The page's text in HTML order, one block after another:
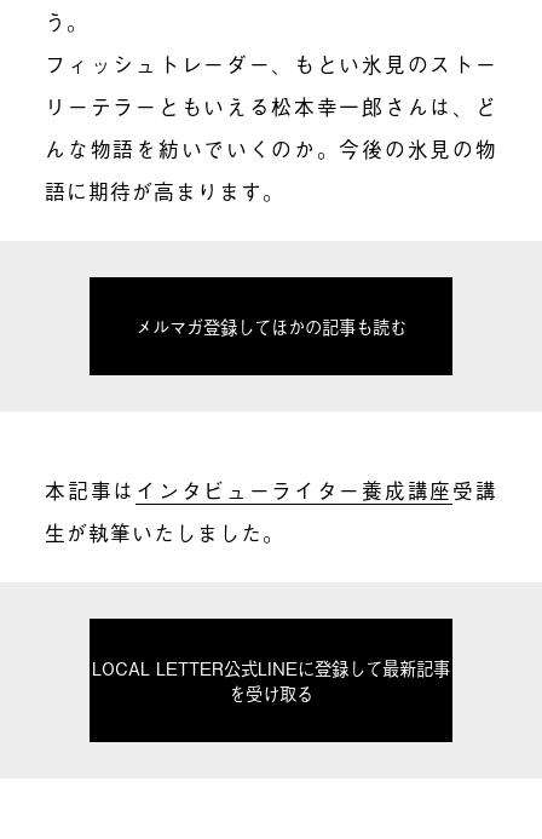
う。
フィッシュトレーダー、もとい氷見のストー
リーテラーともいえる松本幸一郎さんは、ど
んな物語を紡いでいくのか。今後の氷見の物
語に期待が高まります。
メルマガ登録してほかの記事も読む
本記事は インタビューライター養成講座受講
生が執筆いたしました。
LOCAL LETTER公式LINEに登録して最新記事
を受け取る